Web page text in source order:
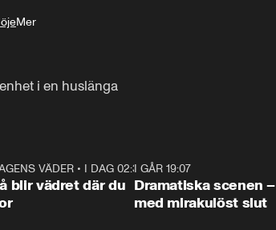
Mer
i en huslänga
1:06
VÄDER• I DAG 02:30
blir vädret där du
I GÅR 19:07
Dramatiska scenen –
med mirakulöst slut